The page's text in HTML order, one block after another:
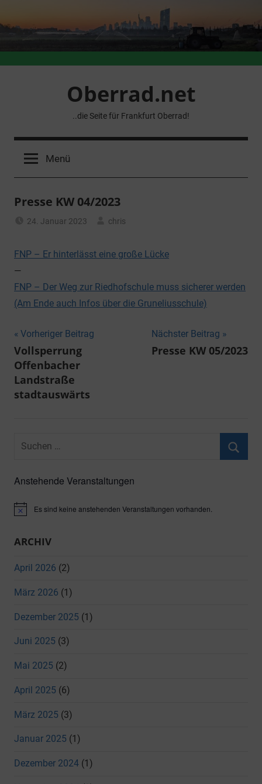
Inhalt
springen
Oberrad.net
..die Seite für Frankfurt Oberrad!
Menü
Presse KW 04/2023
24. Januar 2023
chris
FNP – Er hinterlässt eine große Lücke
—
FNP – Der Weg zur Riedhofschule muss sicherer werden
(Am Ende auch Infos über die Gruneliusschule)
Beitragsnavigation
Vorheriger Beitrag
Vollsperrung
Offenbacher
Landstraße
stadtauswärts
Nächster Beitrag
Presse KW 05/2023
Suchen
Anstehende Veranstaltungen
HinweisEs sind keine anstehenden Veranstaltungen vorhanden.
ARCHIV
April 2026 (2)
März 2026 (1)
Dezember 2025 (1)
Juni 2025 (3)
Mai 2025 (2)
April 2025 (6)
März 2025 (3)
Januar 2025 (1)
Dezember 2024 (1)